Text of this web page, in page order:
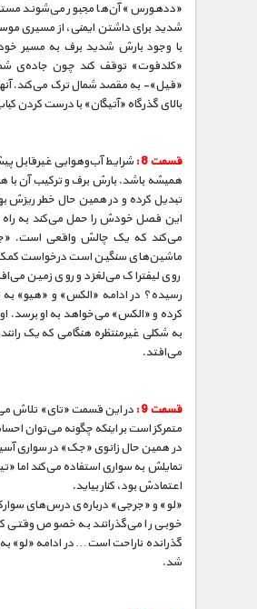
«ددهورس» آن‌ها مجبور می‌شوند
شدید برای داشتن ایمنی، از مسیری
با وجود بارش شدید برف به مسیر
«کلدفوت» توقف کند چون جاده‌ی
«فیل»- به مقصد شمال ترک می‌کند. آنها
بالای گذرگاه «آتیگان» با درست
قسمت 8 :
شرایط آب‌و‌هوایی غیرقابل
همیشه باشد. بارش برف و ترکیب آن با
تبدیل کرده و در همین حال خطر
می‌کند که یک چالش واقعی است.
ماشین‌های سنگین است درخواست کمک
روی لیفتراک می‌لغزد و روی زمین
رسیده؟ در ادامه «الکس» و «هیو» به
کرده و «الکس» می‌خواهد به او برسد.
به شکلی غیرمنتظره هنگامی که یک
می‌افتد.
قسمت 9 :
در این قسمت «تای» تلاش
متمرکز است بر اینکه چگونه می‌توان
در همین حال زانوی «جک» در سواری
تمایلش به سواری استفاده می‌کند اما
اعتمادش بود، کنار بیاید.
«لو» و «جرجی» درباره‌ی درس‌های
خوبی را می‌گذرانند به خصوص وقتی
گذرانده ناراحت است… در ادامه «لو»
شد.